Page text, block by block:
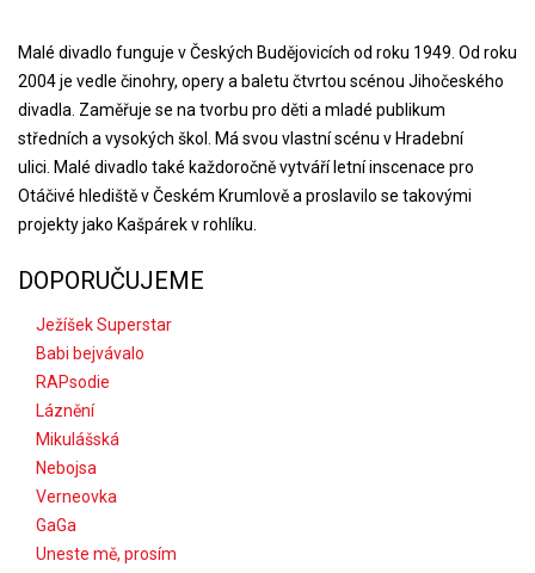
Malé divadlo funguje v Českých Budějovicích od roku 1949. Od roku
2004 je vedle činohry, opery a baletu čtvrtou scénou Jihočeského
divadla. Zaměřuje se na tvorbu pro děti a mladé publikum
středních a vysokých škol. Má svou vlastní scénu v Hradební
ulici. Malé divadlo také každoročně vytváří letní inscenace pro
Otáčivé hlediště v Českém Krumlově a proslavilo se takovými
projekty jako Kašpárek v rohlíku.
DOPORUČUJEME
Ježíšek Superstar
Babi bejvávalo
RAPsodie
Láznění
Mikulášská
Nebojsa
Verneovka
GaGa
Uneste mě, prosím